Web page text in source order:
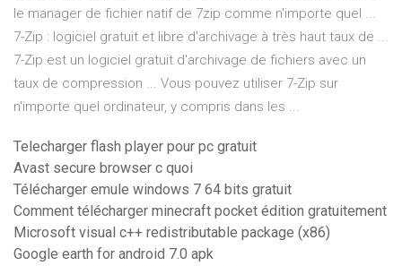
le manager de fichier natif de 7zip comme n'importe quel ...
7-Zip : logiciel gratuit et libre d'archivage à très haut taux de ...
7-Zip est un logiciel gratuit d'archivage de fichiers avec un
taux de compression ... Vous pouvez utiliser 7-Zip sur
n'importe quel ordinateur, y compris dans les ...
Telecharger flash player pour pc gratuit
Avast secure browser c quoi
Télécharger emule windows 7 64 bits gratuit
Comment télécharger minecraft pocket édition gratuitement
Microsoft visual c++ redistributable package (x86)
Google earth for android 7.0 apk